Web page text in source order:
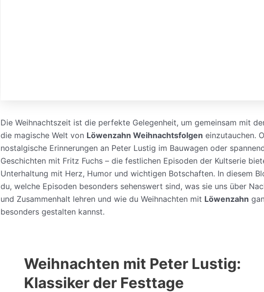
Die Weihnachtszeit ist die perfekte Gelegenheit, um gemeinsam mit
die magische Welt von Löwenzahn Weihnachtsfolgen einzutauchen.
nostalgische Erinnerungen an Peter Lustig im Bauwagen oder
Geschichten mit Fritz Fuchs – die festlichen Episoden der Kultserie
Unterhaltung mit Herz, Humor und wichtigen Botschaften. In diesem
du, welche Episoden besonders sehenswert sind, was sie uns über
und Zusammenhalt lehren und wie du Weihnachten mit Löwenzahn
besonders gestalten kannst.
Weihnachten mit Peter Lustig:
Klassiker der Festtage